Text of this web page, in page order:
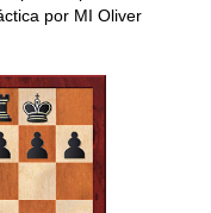
por MI Oliver